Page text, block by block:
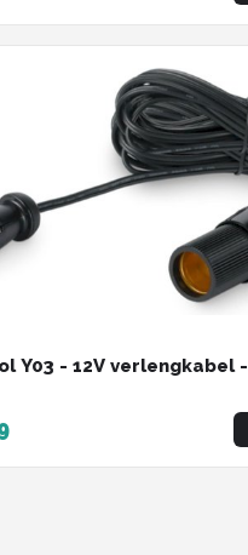
- 12V verlengkabel - Zwart - 280